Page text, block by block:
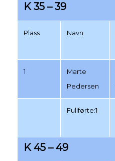
K 35 – 39
Plass Navn
1
Marte
Pedersen
Fullførte:1
K 45 – 49